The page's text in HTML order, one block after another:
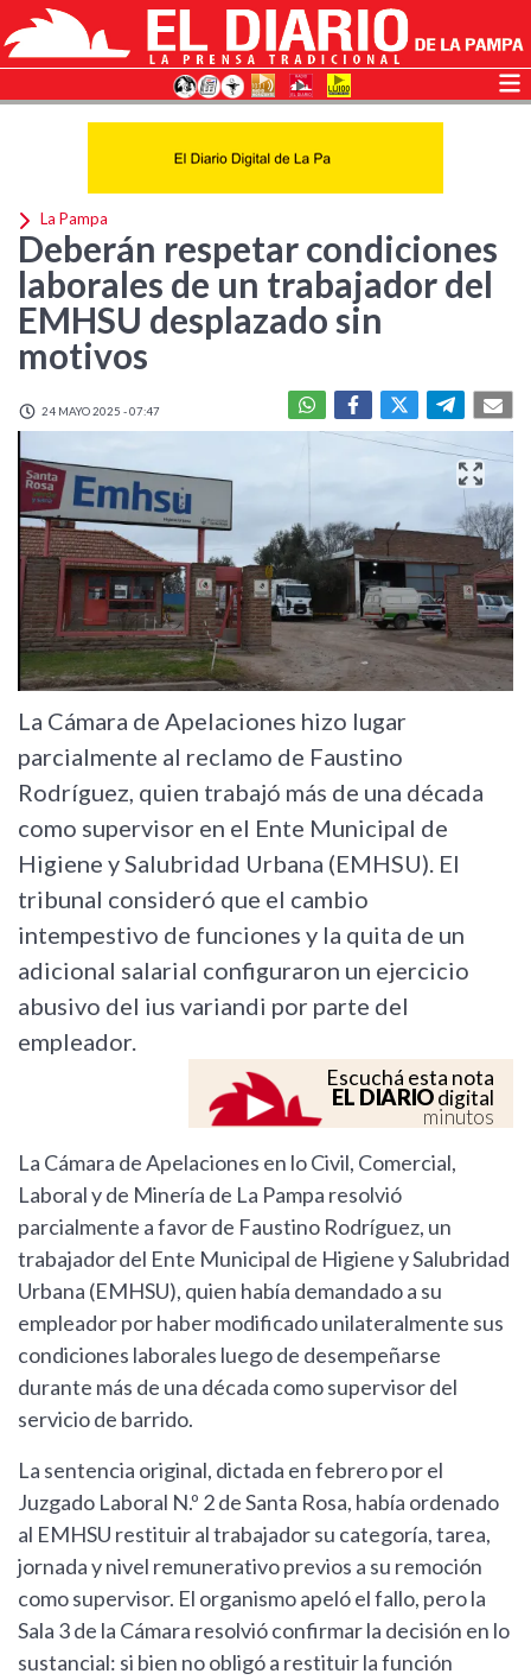
La Pampa
Deberán respetar condiciones
laborales de un trabajador del
EMHSU desplazado sin
motivos
24 MAYO 2025 - 07:47
La Cámara de Apelaciones hizo lugar
parcialmente al reclamo de Faustino
Rodríguez, quien trabajó más de una década
como supervisor en el Ente Municipal de
Higiene y Salubridad Urbana (EMHSU). El
tribunal consideró que el cambio
intempestivo de funciones y la quita de un
adicional salarial configuraron un ejercicio
abusivo del ius variandi por parte del
empleador.
Escuchá esta nota
EL DIARIOdigital
minutos
La Cámara de Apelaciones en lo Civil, Comercial,
Laboral y de Minería de La Pampa resolvió
parcialmente a favor de Faustino Rodríguez, un
trabajador del Ente Municipal de Higiene y Salubridad
Urbana (EMHSU), quien había demandado a su
empleador por haber modificado unilateralmente sus
condiciones laborales luego de desempeñarse
durante más de una década como supervisor del
servicio de barrido.
La sentencia original, dictada en febrero por el
Juzgado Laboral N.º 2 de Santa Rosa, había ordenado
al EMHSU restituir al trabajador su categoría, tarea,
jornada y nivel remunerativo previos a su remoción
como supervisor. El organismo apeló el fallo, pero la
Sala 3 de la Cámara resolvió confirmar la decisión en lo
sustancial: si bien no obligó a restituir la función